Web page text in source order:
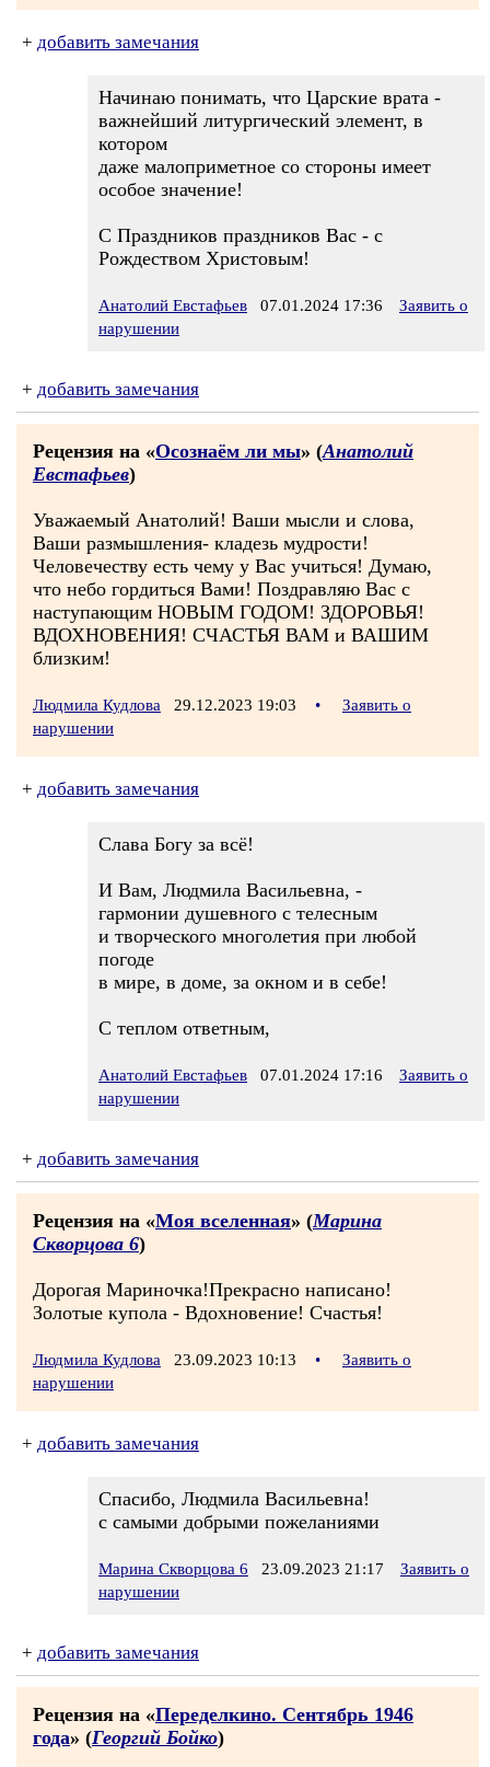
+ добавить замечания
Начинаю понимать, что Царские врата -
важнейший литургический элемент, в
котором
даже малоприметное со стороны имеет
особое значение!
С Праздников праздников Вас - с
Рождеством Христовым!
Анатолий Евстафьев 07.01.2024 17:36
Заявить о
нарушении
+ добавить замечания
Рецензия на «Осознаём ли мы» (Анатолий
Евстафьев)
Уважаемый Анатолий! Ваши мысли и слова,
Ваши размышления- кладезь мудрости!
Человечеству есть чему у Вас учиться! Думаю,
что небо гордиться Вами! Поздравляю Вас с
наступающим НОВЫМ ГОДОМ! ЗДОРОВЬЯ!
ВДОХНОВЕНИЯ! СЧАСТЬЯ ВАМ и ВАШИМ
близким!
Людмила Кудлова 29.12.2023 19:03 •
Заявить о
нарушении
+ добавить замечания
Слава Богу за всё!
И Вам, Людмила Васильевна, -
гармонии душевного с телесным
и творческого многолетия при любой
погоде
в мире, в доме, за окном и в себе!
С теплом ответным,
Анатолий Евстафьев 07.01.2024 17:16
Заявить о
нарушении
+ добавить замечания
Рецензия на «Моя вселенная» (Марина
Скворцова 6)
Дорогая Мариночка!Прекрасно написано!
Золотые купола - Вдохновение! Счастья!
Людмила Кудлова 23.09.2023 10:13 •
Заявить о
нарушении
+ добавить замечания
Спасибо, Людмила Васильевна!
с самыми добрыми пожеланиями
Марина Скворцова 6 23.09.2023 21:17
Заявить о
нарушении
+ добавить замечания
Рецензия на «Переделкино. Сентябрь 1946
года» (Георгий Бойко)